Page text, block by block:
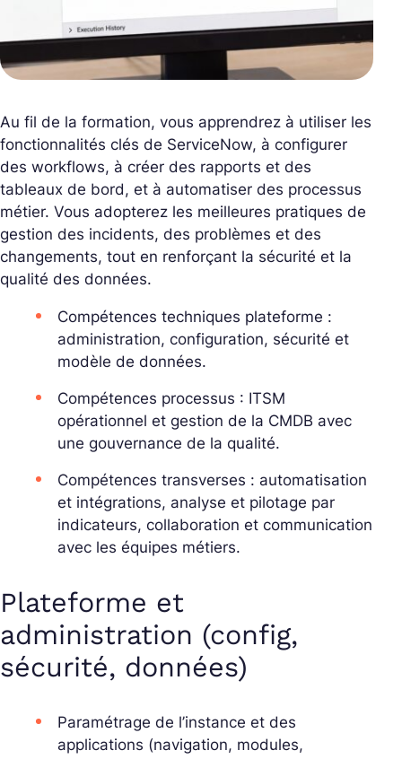
Au fil de la formation, vous apprendrez à utiliser les
fonctionnalités clés de ServiceNow, à configurer
des workflows, à créer des rapports et des
tableaux de bord, et à automatiser des processus
métier. Vous adopterez les meilleures pratiques de
gestion des incidents, des problèmes et des
changements, tout en renforçant la sécurité et la
qualité des données.
Compétences techniques plateforme :
administration, configuration, sécurité et
modèle de données.
Compétences processus : ITSM
opérationnel et gestion de la CMDB avec
une gouvernance de la qualité.
Compétences transverses : automatisation
et intégrations, analyse et pilotage par
indicateurs, collaboration et communication
avec les équipes métiers.
Plateforme et
administration (config,
sécurité, données)
Paramétrage de l’instance et des
applications (navigation, modules,